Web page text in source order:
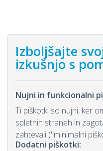
Izboljšajte
izkušnjo s
Nujni in funkcionalni
Ti piškotki so nujni, ker
spletnih straneh in
zahtevali ("minimalni
Dodatni piškotki: